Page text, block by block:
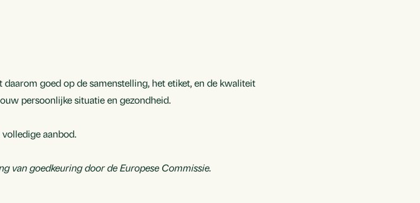
goed op de samenstelling, het etiket, en de kwaliteit
persoonlijke situatie en gezondheid.
aanbod.
van goedkeuring door de Europese Commissie.